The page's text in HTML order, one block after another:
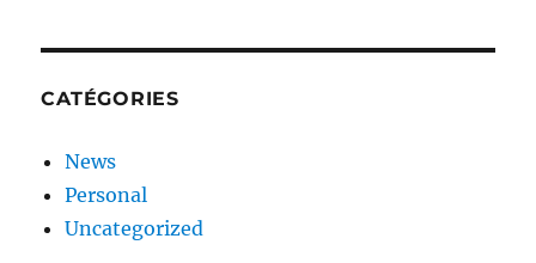
CATÉGORIES
News
Personal
Uncategorized